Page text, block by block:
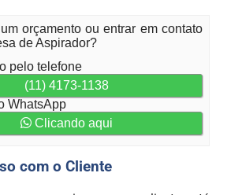
orçamento ou entrar em contato
de Aspirador?
pelo telefone
(11) 4173-1138
WhatsApp
Clicando aqui
com o Cliente